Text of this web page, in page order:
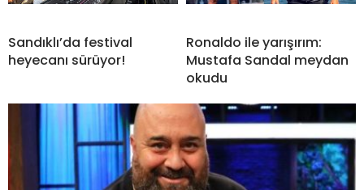
Sandıklı’da festival
heyecanı sürüyor!
Ronaldo ile yarışırım:
Mustafa Sandal meydan
okudu